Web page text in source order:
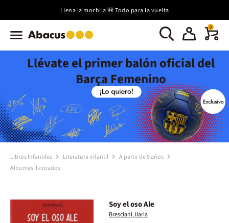
Llena la mochila 🎒 Todo para la vuelta
0
Llévate el primer balón oficial del
Barça Femenino
Libros Infantiles Literatura infantil
A partir de 5 años
Álbumes ilustrados
Soy el oso Ale
Bresciani, Ilaria